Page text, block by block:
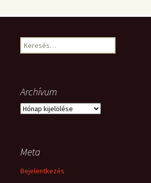
Keresés:
Archívum
Archívum
Meta
Bejelentkezés